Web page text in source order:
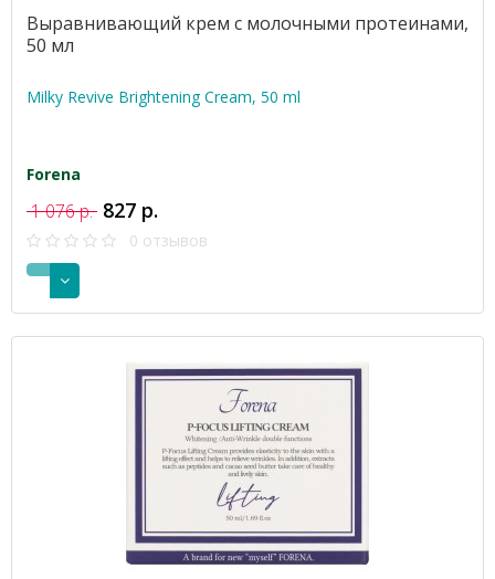
Выравнивающий крем с молочными протеинами,
50 мл
Milky Revive Brightening Cream, 50 ml
Forena
1 076 р. 827 р.
0 отзывов